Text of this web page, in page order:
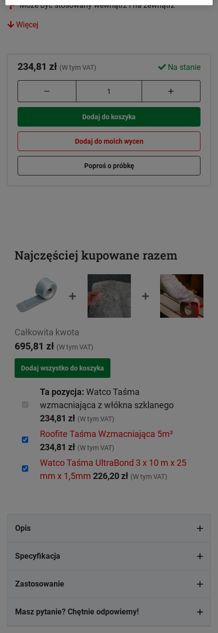
Może być stosowany wewnątrz i na zewnątrz
Więcej
234,81 zł (W tym VAT) Na stanie
Dodaj do koszyka
Dodaj do moich wycen
Poproś o próbkę
Najczęściej kupowane razem
Całkowita kwota
695,81 zł (W tym VAT)
Ta pozycja: Watco Taśma
wzmacniająca z włókna szklanego
234,81 zł (W tym VAT)
Roofite Taśma Wzmacniająca 5m²
234,81 zł (W tym VAT)
Watco Taśma UltraBond 3 x 10 m x 25
mm x 1,5mm 226,20 zł (W tym VAT)
Opis
Specyfikacja
Zastosowanie
Masz pytanie? Chętnie odpowiemy!